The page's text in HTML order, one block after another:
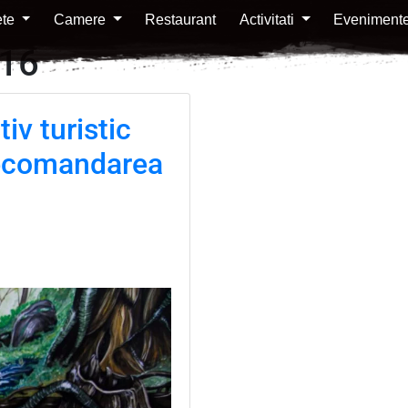
Camere Restaurant Activitati
turistic